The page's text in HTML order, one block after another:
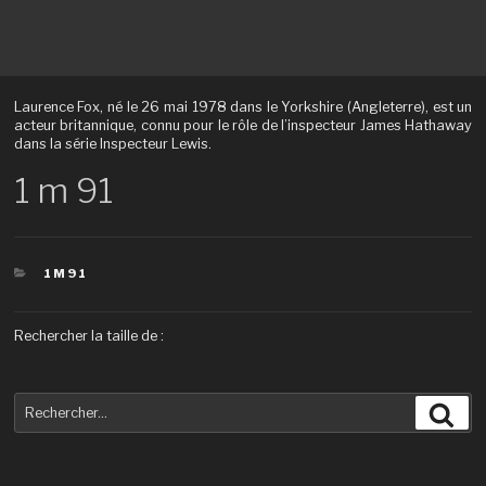
Laurence Fox, né le 26 mai 1978 dans le Yorkshire (Angleterre), est un
acteur britannique, connu pour le rôle de l’inspecteur James Hathaway
dans la série Inspecteur Lewis.
1 m 91
CATÉGORIES
1M91
Rechercher la taille de :
pour